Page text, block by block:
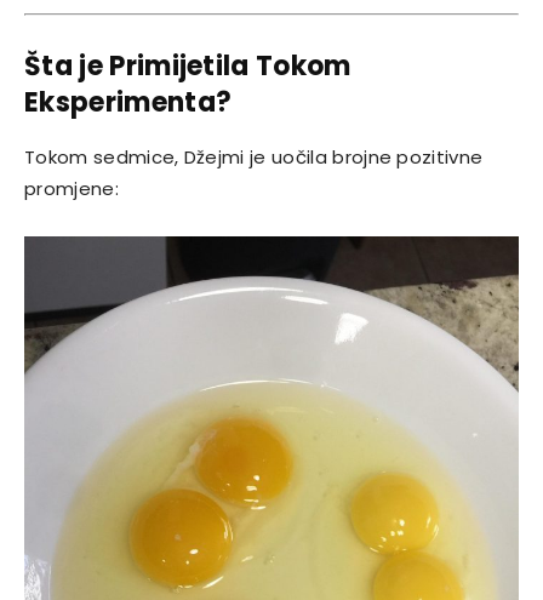
Šta je Primijetila Tokom
Eksperimenta?
Tokom sedmice, Džejmi je uočila brojne pozitivne
promjene: